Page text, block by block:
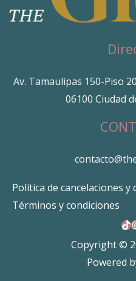
Av. Tamaulipas 150-Piso
06100 Ciudad
Política de cancelaciones y
Términos y condiciones
Copyright ©
Powered